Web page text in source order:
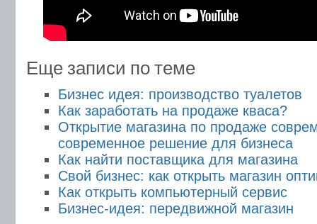
Еще записи по теме
Бизнес идея: производство туалетов
Как заработать на продаже кваса?
Открытие магазина по продаже
современное решение для бизнеса
Как найти поставщика для магазина
Свой бизнес: как открыть магазин
Как открыть компьютерный сервис
Бизнес-идея: передвижной магазин